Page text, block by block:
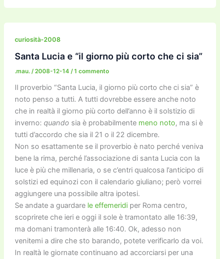
c
e
b
o
o
k
itt
er
ai
l
ai
l
st
o
o
e
gr
m
p
y
n
k
e
n
n
di
di
curiosità-2008
Santa Lucia e “il giorno più corto che ci sia”
.mau. /2008-12-14 /1 commento
Il proverbio “Santa Lucia, il giorno più corto che ci sia” è
noto penso a tutti. A tutti dovrebbe essere anche noto
che in realtà il giorno più corto dell’anno è il solstizio di
inverno: quando sia è probabilmente meno noto, ma si è
tutti d’accordo che sia il 21 o il 22 dicembre.
Non so esattamente se il proverbio è nato perché veniva
bene la rima, perché l’associazione di santa Lucia con la
luce è più che millenaria, o se c’entri qualcosa l’anticipo di
solstizi ed equinozi con il calendario giuliano; però vorrei
aggiungere una possibile altra ipotesi.
Se andate a guardare le effemeridiper Roma centro,
scoprirete che ieri e oggi il sole è tramontato alle 16:39,
ma domani tramonterà alle 16:40. Ok, adesso non
venitemi a dire che sto barando, potete verificarlo da voi.
In realtà le giornate continuano ad accorciarsi per una